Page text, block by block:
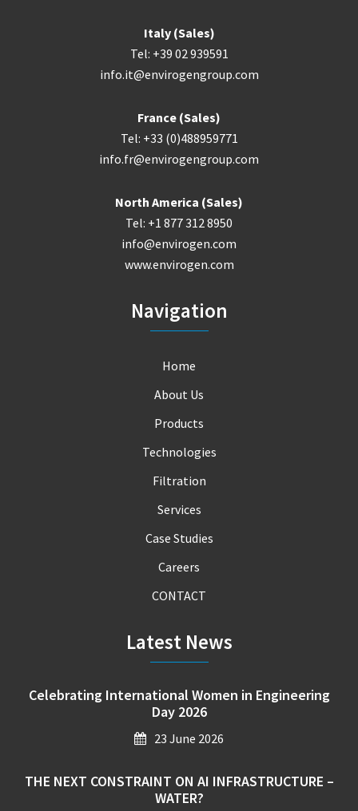
Italy (Sales)
Tel: +39 02 939591
info.it@envirogengroup.com
France (Sales)
Tel: +33 (0)488959771
info.fr@envirogengroup.com
North America (Sales)
Tel: +1 877 312 8950
info@envirogen.com
www.envirogen.com
Navigation
Home
About Us
Products
Technologies
Filtration
Services
Case Studies
Careers
CONTACT
Latest News
Celebrating International Women in Engineering
Day 2026
23 June 2026
THE NEXT CONSTRAINT ON AI INFRASTRUCTURE –
WATER?